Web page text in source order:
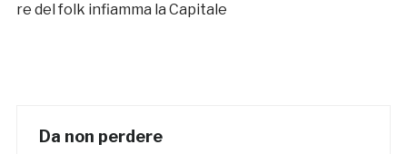
re del folk infiamma la Capitale
Da non perdere